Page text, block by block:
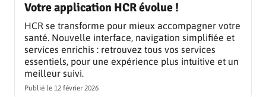
Votre application HCR évolue !
HCR se transforme pour mieux accompagner votre
santé. Nouvelle interface, navigation simplifiée et
services enrichis : retrouvez tous vos services
essentiels, pour une expérience plus intuitive et un
meilleur suivi.
Publié le 12 février 2026